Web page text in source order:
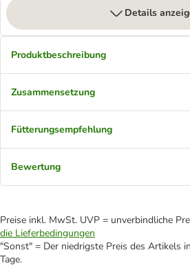
Details
Produktbeschreibung
Zusammensetzung
Fütterungsempfehlung
Bewertung
Preise inkl. MwSt. UVP = unverbindliche
die Lieferbedingungen
"Sonst" = Der niedrigste Preis des Artikels
Tage.